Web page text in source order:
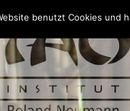
benutzt Cookies und